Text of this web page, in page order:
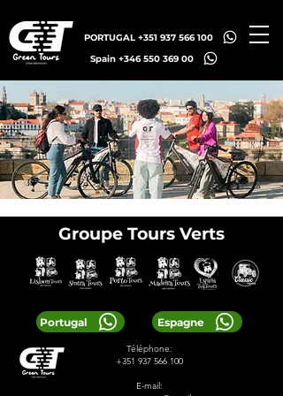
PORTUGAL +351 937 566 100
Spain +346 550 369 00
Groupe Tours Verts
Portugal Espagne
Téléphone:
+351 937 566 100
E-mail: